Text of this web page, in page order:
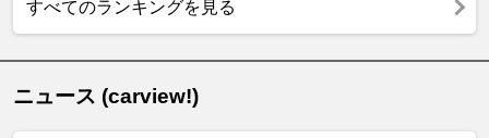
すべてのランキングを見る
ニュース (carview!)